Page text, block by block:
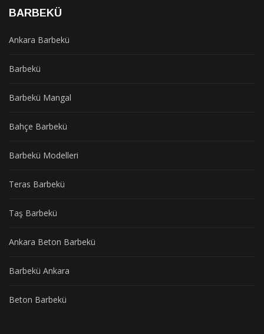
BARBEKÜ
Ankara Barbekü
Barbekü
Barbekü Mangal
Bahçe Barbekü
Barbekü Modelleri
Teras Barbekü
Taş Barbekü
Ankara Beton Barbekü
Barbekü Ankara
Beton Barbekü